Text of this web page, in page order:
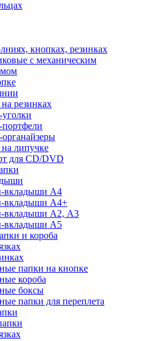
кнопках, резинках
с механическим
резинках
липучке
для CD/DVD
вкладыши А4
вкладыши А4+
вкладыши А2, А3
вкладыши А5
и короба
папки на кнопке
короба
боксы
папки для переплета